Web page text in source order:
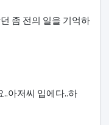
좀 전의 일을 기억하
..아저씨 입에다..하